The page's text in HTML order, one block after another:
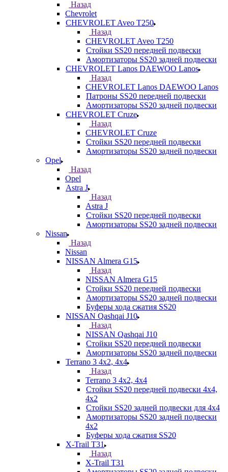
Назад
Chevrolet
CHEVROLET Aveo T250
Назад
CHEVROLET Aveo T250
Стойки SS20 передней подвески
Амортизаторы SS20 задней подвески
CHEVROLET Lanos DAEWOO Lanos
Назад
CHEVROLET Lanos DAEWOO Lanos
Патроны SS20 передней подвески
Амортизаторы SS20 задней подвески
CHEVROLET Cruze
Назад
CHEVROLET Cruze
Стойки SS20 передней подвески
Амортизаторы SS20 задней подвески
Opel
Назад
Opel
Astra J
Назад
Astra J
Стойки SS20 передней подвески
Амортизаторы SS20 задней подвески
Nissan
Назад
Nissan
NISSAN Almera G15
Назад
NISSAN Almera G15
Стойки SS20 передней подвески
Амортизаторы SS20 задней подвески
Буферы хода сжатия SS20
NISSAN Qashqai J10
Назад
NISSAN Qashqai J10
Стойки SS20 передней подвески
Амортизаторы SS20 задней подвески
Terrano 3 4х2, 4х4
Назад
Terrano 3 4х2, 4х4
Стойки SS20 передней подвески 4х4,
4x2
Стойки SS20 задней подвески для 4х4
Амортизаторы SS20 задней подвески
4х2
Буферы хода сжатия SS20
X-Trail T31
Назад
X-Trail T31